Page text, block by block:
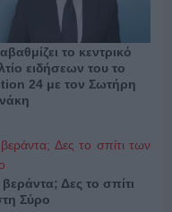
το κεντρικό
ειδήσεων του το
24 με τον Σωτήρη
Δες το σπίτι
Σύρο